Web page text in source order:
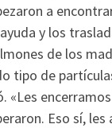
a
y los
de los
tipo de
«Les
Eso sí,